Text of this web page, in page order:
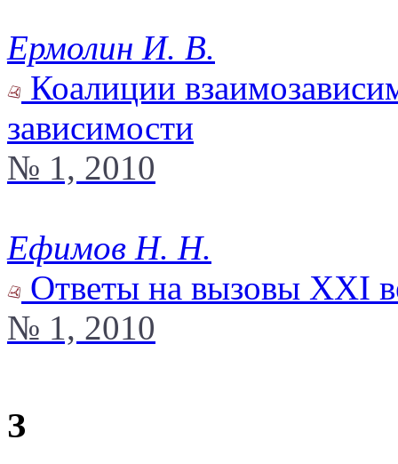
Ермолин И. В.
Коалиции
зависимости
№ 1, 2010
Ефимов Н. Н.
Ответы на вызовы XXI
№ 1, 2010
З